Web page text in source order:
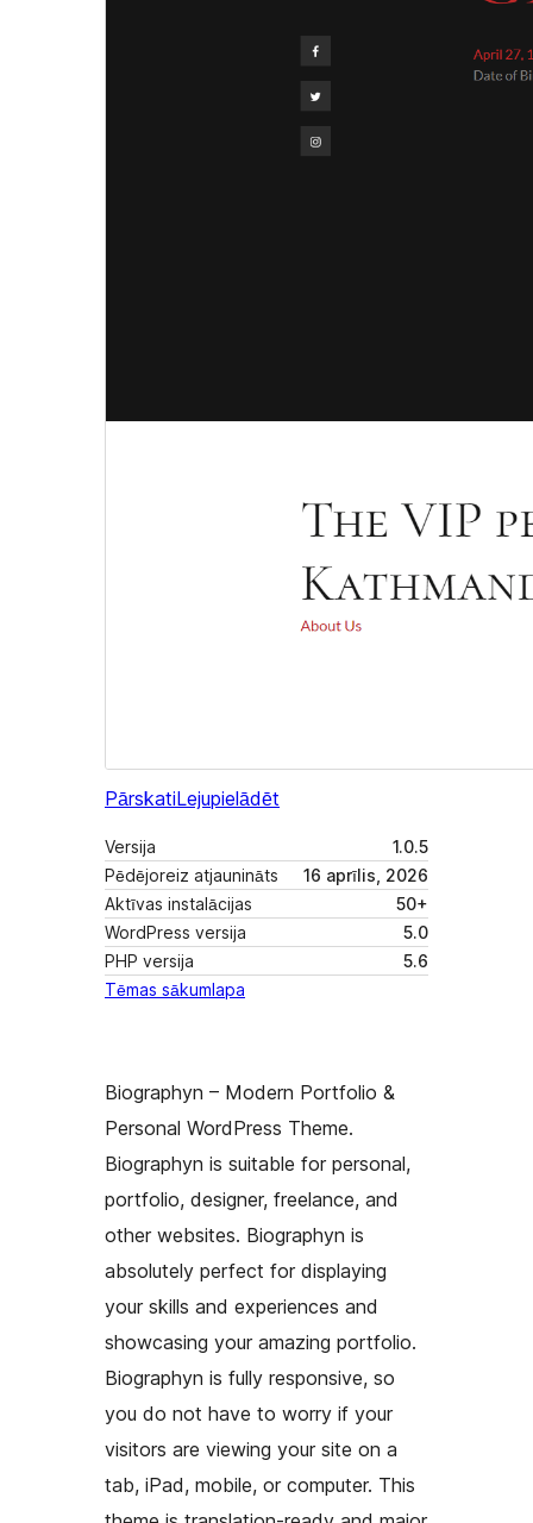
PārskatiLejupielādēt
Versija
1.0.5
Pēdējoreiz atjaunināts
16 aprīlis, 2026
Aktīvas instalācijas
50+
WordPress versija
5.0
PHP versija
5.6
Tēmas sākumlapa
Biographyn – Modern Portfolio &
Personal WordPress Theme.
Biographyn is suitable for personal,
portfolio, designer, freelance, and
other websites. Biographyn is
absolutely perfect for displaying
your skills and experiences and
showcasing your amazing portfolio.
Biographyn is fully responsive, so
you do not have to worry if your
visitors are viewing your site on a
tab, iPad, mobile, or computer. This